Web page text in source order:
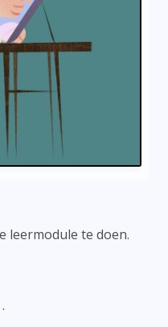
leermodule te doen.